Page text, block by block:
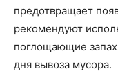
предотвращает
рекомендуют
поглощающие
дня вывоза мусора.